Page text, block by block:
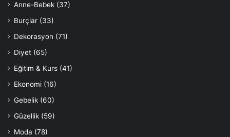
Anne-Bebek (37)
Burçlar (33)
Dekorasyon (71)
Diyet (65)
Eğitim & Kurs (41)
Ekonomi (16)
Gebelik (60)
Güzellik (59)
Moda (78)